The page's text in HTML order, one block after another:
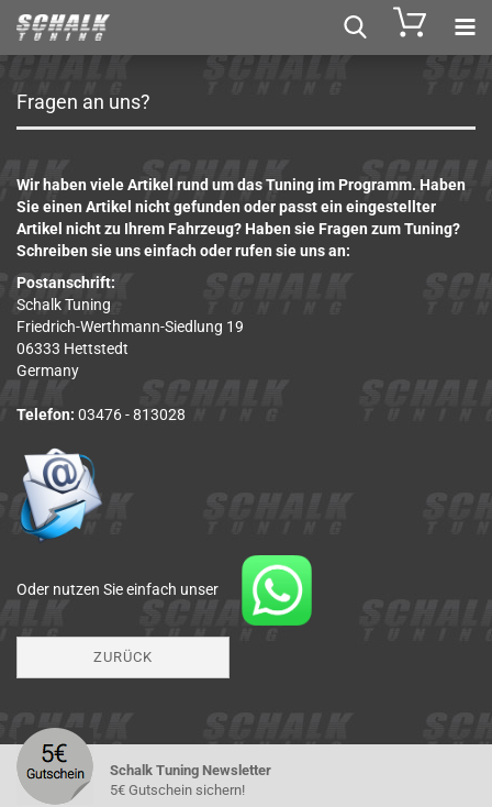
Fragen an uns?
Wir haben viele Artikel rund um das Tuning im Programm. Haben
Sie einen Artikel nicht gefunden oder passt ein eingestellter
Artikel nicht zu Ihrem Fahrzeug? Haben sie Fragen zum Tuning?
Schreiben sie uns einfach oder rufen sie uns an:
Postanschrift:
Schalk Tuning
Friedrich-Werthmann-Siedlung 19
06333 Hettstedt
Germany
Telefon: 03476 - 813028
Oder nutzen Sie einfach unser
ZURÜCK
Schalk Tuning Newsletter
5€ Gutschein sichern!